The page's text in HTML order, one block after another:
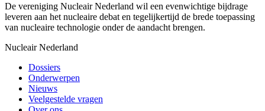
De vereniging Nucleair Nederland wil een evenwichtige bijdrage
leveren aan het nucleaire debat en tegelijkertijd de brede toepassing
van nucleaire technologie onder de aandacht brengen.
Nucleair Nederland
Dossiers
Onderwerpen
Nieuws
Veelgestelde vragen